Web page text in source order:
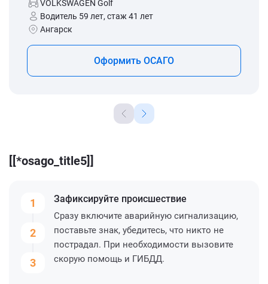
VOLKSWAGEN Golf
Водитель 59 лет, стаж 41 лет
Ангарск
Оформить ОСАГО
[[*osago_title5]]
1
2
3
Зафиксируйте происшествие
Сразу включите аварийную сигнализацию,
поставьте знак, убедитесь, что никто не
пострадал. При необходимости вызовите
скорую помощь и ГИБДД.